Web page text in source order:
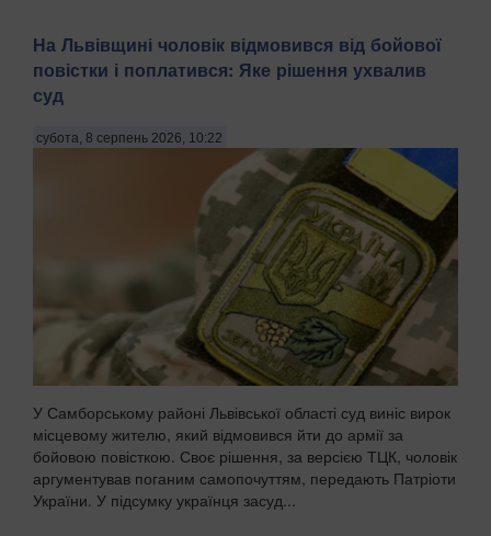
На Львівщині чоловік відмовився від бойової
повістки і поплатився: Яке рішення ухвалив
суд
субота, 8 серпень 2026, 10:22
У Самборському районі Львівської області суд виніс вирок
місцевому жителю, який відмовився йти до армії за
бойовою повісткою. Своє рішення, за версією ТЦК, чоловік
аргументував поганим самопочуттям, передають Патріоти
України. У підсумку українця засуд...